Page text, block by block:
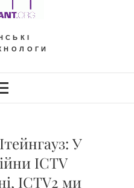
У
ICTV
ICTV2 ми